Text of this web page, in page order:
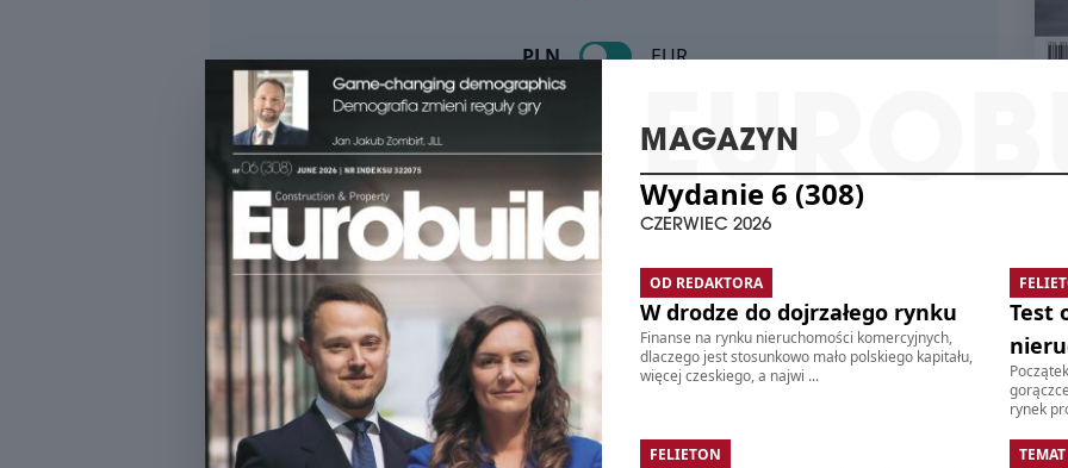
PLN EUR
Popularny
Magazyn EurobuildCEE i subskrypcja online
Dostęp do wszystkich materiałów EurobuildCEE
Miesięcznie
Rocznie
420 PLN350.00 PLN
Oszczędzasz 17% przy płatności rocznej
schedule
schedule
MAGAZYN
Wydanie 6 (308)
CZERWIEC 2026
OD REDAKTORA
W drodze do dojrzałego rynku
Finanse na rynku nieruchomości komercyjnych,
dlaczego jest stosunkowo mało polskiego kapitału,
więcej czeskiego, a najwi ...
Test
rynek
FELIETON